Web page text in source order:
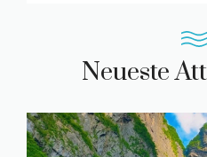
Neueste